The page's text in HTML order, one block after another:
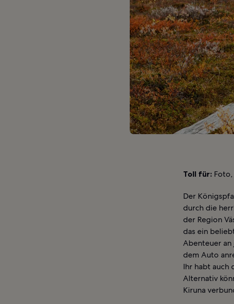
Toll für:
Der
durch die
der Region
das ein
Abenteuer
dem Auto
Ihr habt auch
Alternativ
Kiruna